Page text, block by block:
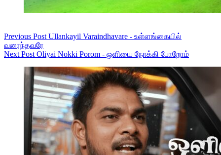
Previous Post Ullankayil Varaindhavare - உள்ளங்கையில்
வரைந்தவரே
Next Post Oliyai Nokki Porom - ஒளியை நோக்கி போறோம்